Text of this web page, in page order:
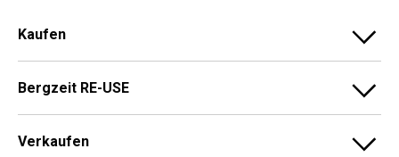
Kaufen
Bergzeit RE-USE
Verkaufen